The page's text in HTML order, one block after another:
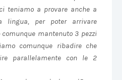
teniamo a provare anche a
lingua, per poter arrivare
mantenuto 3 pezzi
comunque ribadire che
parallelamente con le 2